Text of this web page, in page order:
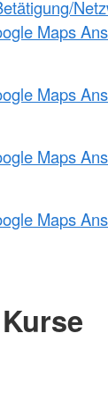
Maps
Maps
Maps
Maps
Kurse